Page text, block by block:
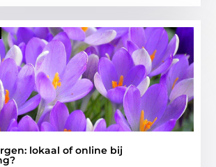
lokaal of online bij